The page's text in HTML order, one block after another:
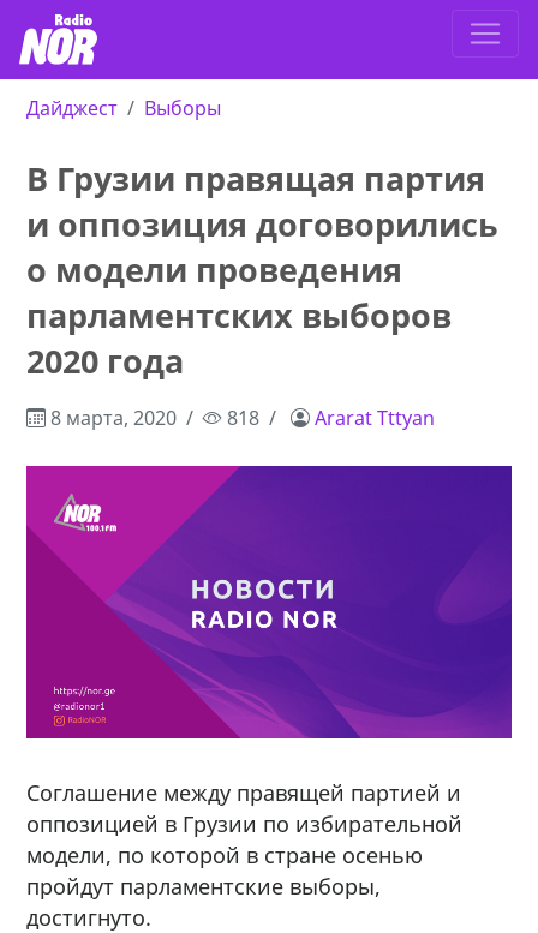
Дайджест Выборы
В Грузии правящая партия
и оппозиция договорились
о модели проведения
парламентских выборов
2020 года
8 марта, 2020 818 Ararat Tttyan
Соглашение между правящей партией и
оппозицией в Грузии по избирательной
модели, по которой в стране осенью
пройдут парламентские выборы,
достигнуто.